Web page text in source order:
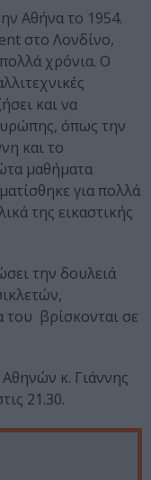
Αθήνα το 1954.
στο Λονδίνο,
χρόνια. Ο
και να
όπως την
και το
μαθήματα
για πολλά
της εικαστικής
την δουλειά
του βρίσκονται σε
κ. Γιάννης
21.30.